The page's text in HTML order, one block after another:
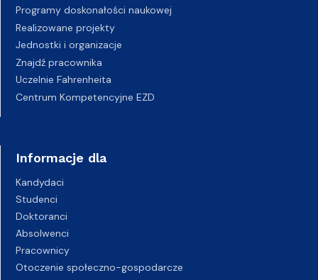
Programy doskonałości naukowej
Realizowane projekty
Jednostki i organizacje
Znajdź pracownika
Uczelnie Fahrenheita
Centrum Kompetencyjne EZD
Informacje dla
Kandydaci
Studenci
Doktoranci
Absolwenci
Pracownicy
Otoczenie społeczno-gospodarcze